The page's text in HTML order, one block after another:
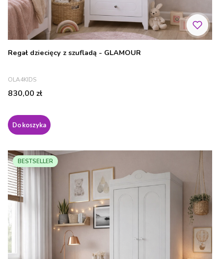
Regał dziecięcy z szufladą - GLAMOUR
PRODUCENT
OLA4KIDS
Cena
830,00 zł
Do koszyka
BESTSELLER